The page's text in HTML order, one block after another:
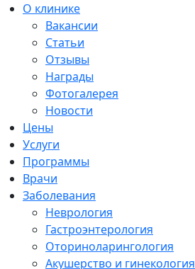
О клинике
Вакансии
Статьи
Отзывы
Награды
Фотогалерея
Новости
Цены
Услуги
Программы
Врачи
Заболевания
Неврология
Гастроэнтерология
Оториноларингология
Акушерство и гинекология